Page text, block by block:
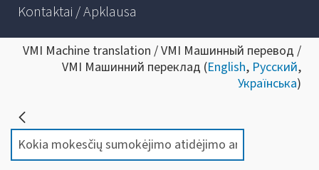
Kontaktai / Apklausa
VMI Machine translation / VMI Машинный перевод /
VMI Машинний переклад (English, Русский,
Українська)